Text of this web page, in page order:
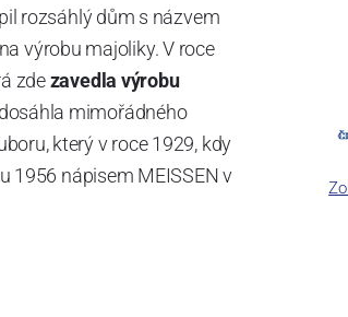
rozsáhlý dům s názvem
výrobu majoliky. V roce
zdezavedla výrobu
mimořádného
který v roce 1929, kdy
1956 nápisem MEISSEN v